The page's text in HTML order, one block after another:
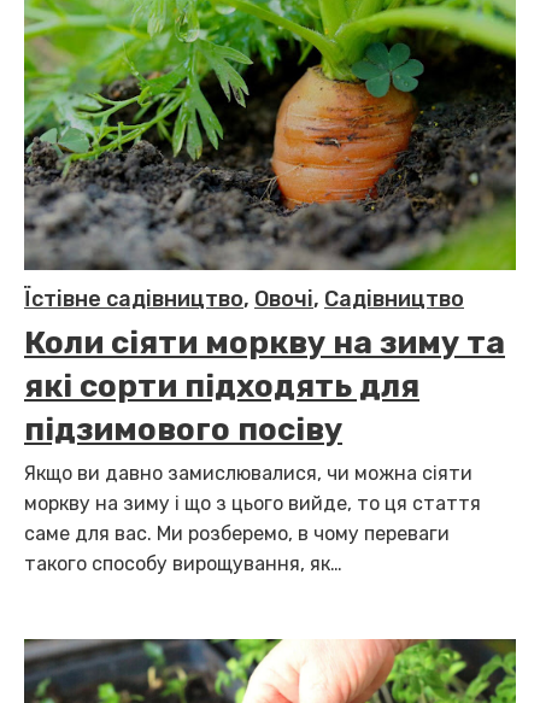
Їстівне садівництво, Овочі, Садівництво
Коли сіяти моркву на зиму та
які сорти підходять для
підзимового посіву
Якщо ви давно замислювалися, чи можна сіяти
моркву на зиму і що з цього вийде, то ця стаття
саме для вас. Ми розберемо, в чому переваги
такого способу вирощування, як…